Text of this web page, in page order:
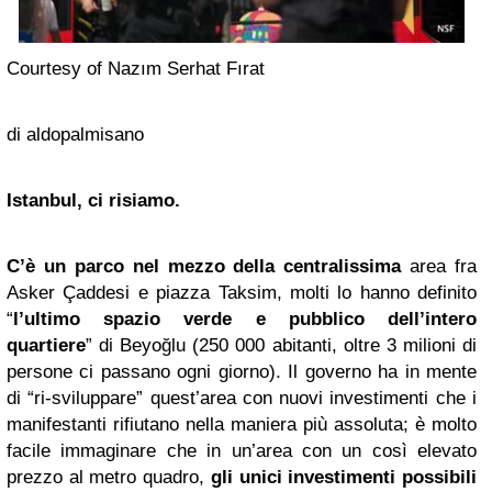
Courtesy of Nazım Serhat Fırat
di aldopalmisano
Istanbul, ci risiamo.
C’è un parco nel mezzo della centralissimaarea fra
Asker Çaddesi e piazza Taksim, molti lo hanno definito
“l’ultimo spazio verde e pubblico dell’intero
quartiere” di Beyoğlu (250 000 abitanti, oltre 3 milioni di
persone ci passano ogni giorno). Il governo ha in mente
di “ri-sviluppare” quest’area con nuovi investimenti che i
manifestanti rifiutano nella maniera più assoluta; è molto
facile immaginare che in un’area con un così elevato
prezzo al metro quadro, gli unici investimenti possibili